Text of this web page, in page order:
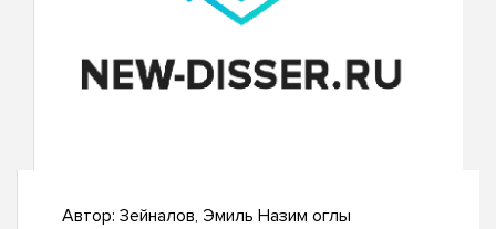
Автор: Зейналов, Эмиль Назим оглы